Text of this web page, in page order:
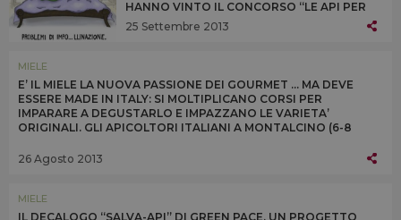
HANNO VINTO IL CONCORSO “LE API PER
UN’AGRICOLTURA DUREVOLE” DI UNAAPI,
CONAPI E AAPI E PATROCINATO DA SLOW
25 Settembre 2013
MIELE
E’ IL MIELE LA NUOVA PASSIONE DEI GOURMET ... MA DEVE
ESSERE MADE IN ITALY: SI MOLTIPLICANO CORSI PER
IMPARARE A DEGUSTARLO E IMPAZZANO LE VARIETA’
ORIGINALI. GLI APICOLTORI ITALIANI A MONTALCINO (6-8
26 Agosto 2013
MIELE
IL DECALOGO “SALVA-API” DI GREEN PACE. UN PROGETTO